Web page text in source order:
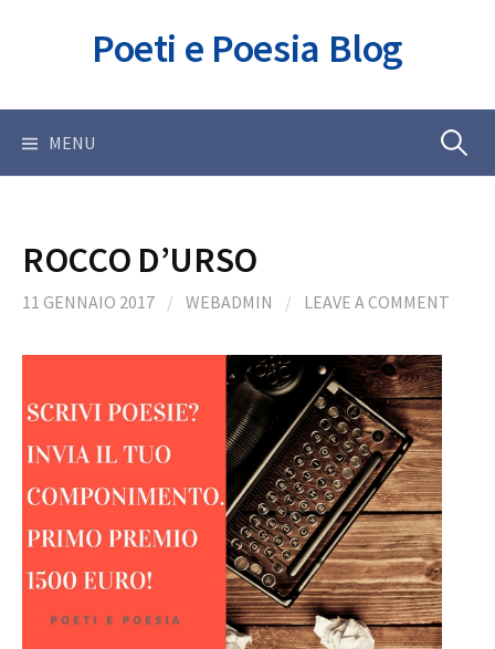
Poeti e Poesia Blog
MENU Ricerca
ROCCO D’URSO
11 GENNAIO 2017 / WEBADMIN / LEAVE A COMMENT